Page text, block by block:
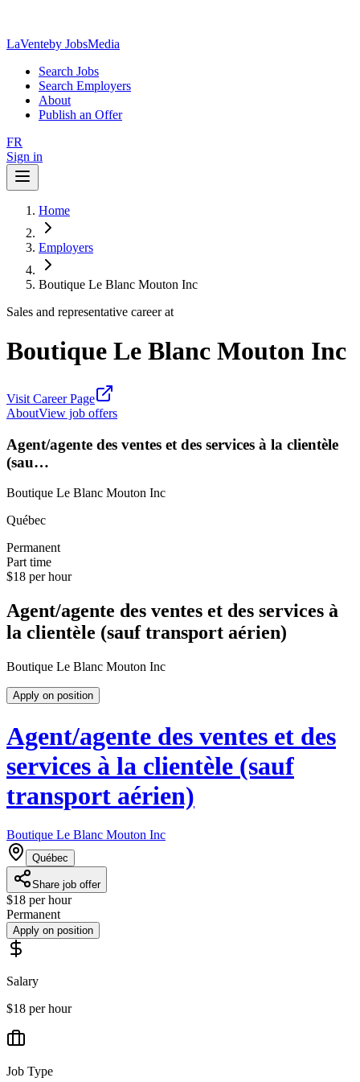
LaVenteby JobsMedia
Search Jobs
Search Employers
About
Publish an Offer
FR
Sign in
Home
Employers
Boutique Le Blanc Mouton Inc
Sales and representative career at
Boutique Le Blanc Mouton Inc
Visit Career Page
AboutView job offers
Agent/agente des ventes et des services à la clientèle
(sau…
Boutique Le Blanc Mouton Inc
Québec
Permanent
Part time
$18 per hour
Agent/agente des ventes et des services à
la clientèle (sauf transport aérien)
Boutique Le Blanc Mouton Inc
Apply on position
Agent/agente des ventes et des
services à la clientèle (sauf
transport aérien)
Boutique Le Blanc Mouton Inc
Québec
Share job offer
$18 per hour
Permanent
Apply on position
Salary
$18 per hour
Job Type